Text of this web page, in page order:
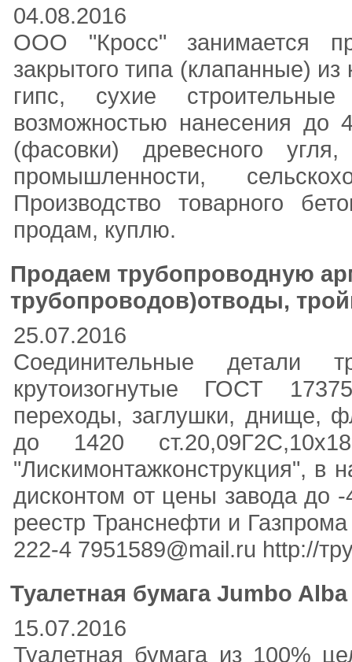
04.08.2016
ООО "Кросс" занимается
закрытого типа (клапанные)
гипс, сухие
возможностью нанесения до
(фасовки) древесного
промышленности,
Производство товарного
продам, куплю.
Продаем трубопроводную
трубопроводов)отводы,
25.07.2016
Соединительные детали
крутоизогнутые ГОСТ
переходы, заглушки,
до 1420
"Лискимонтажконструкция", в
дисконтом от цены завода до
реестр Транснефти и
222-4 7951589@mail.ru http://
Туалетная бумага Jumbo
15.07.2016
Туалетная бумага из 100%